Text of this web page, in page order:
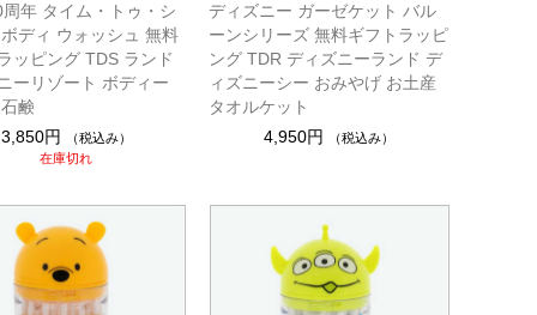
年 タイム・トゥ・シ
ディ ウォッシュ 無料
ッピング TDS ランド
ーリゾート ボディー
鹸
3,850円
（税込み）
在庫切れ
ディズニー ガーゼケット バル
ーンシリーズ 無料ギフトラッピ
ング TDR ディズニーランド デ
ィズニーシー おみやげ お土産
タオルケット
4,950円
（税込み）